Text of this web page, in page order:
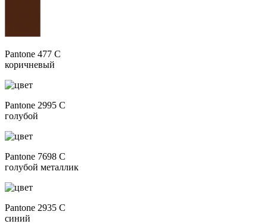
Pantone 477 C
коричневый
Pantone 2995 C
голубой
Pantone 7698 C
голубой металлик
Pantone 2935 C
синий